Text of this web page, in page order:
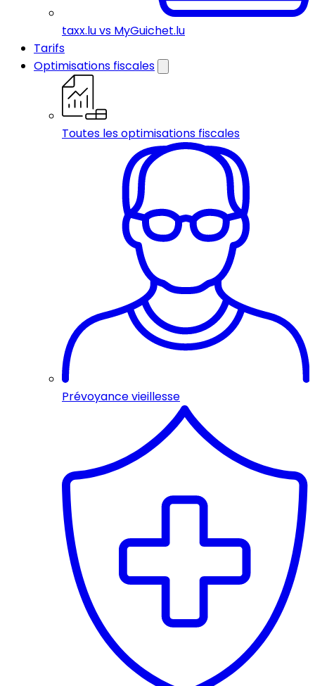
taxx.lu vs MyGuichet.lu
Tarifs
Optimisations fiscales
Toutes les optimisations fiscales
Prévoyance vieillesse